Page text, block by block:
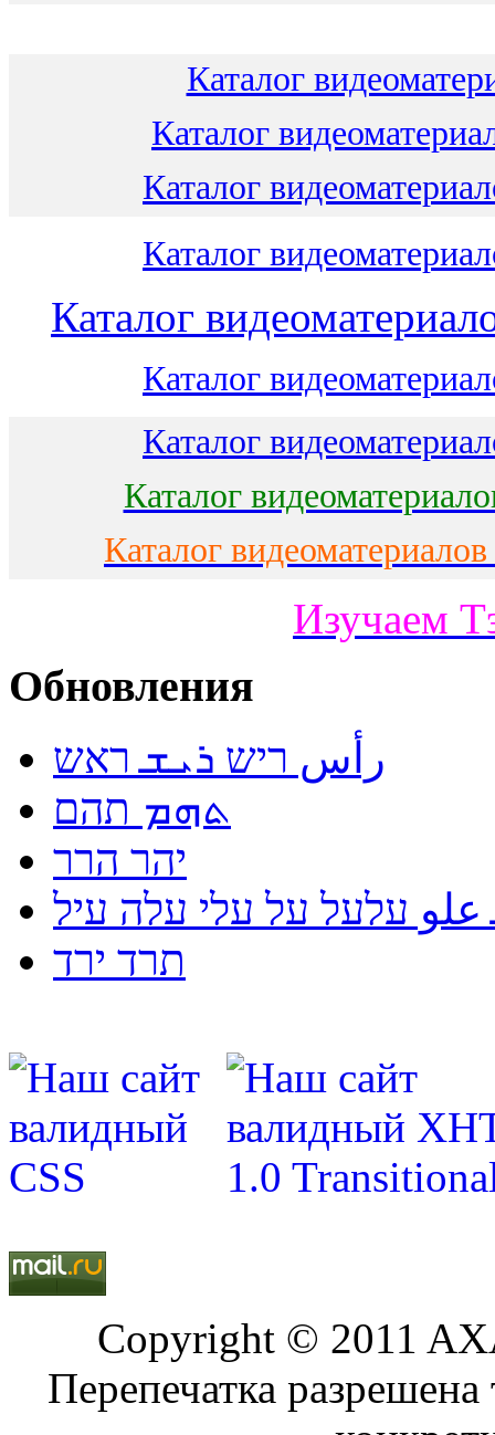
Каталог
Каталог
Каталог
Каталог
Каталог
Каталог
Каталог
Каталог
Каталог
Изучаем
Обновления
رأس ריש ܪܝܫ ראש
ܬܗܡ תהם
יהר הרר
עלעל על עלי עלה עיל
תרד ירד
Copyright © 2011
Перепечатка